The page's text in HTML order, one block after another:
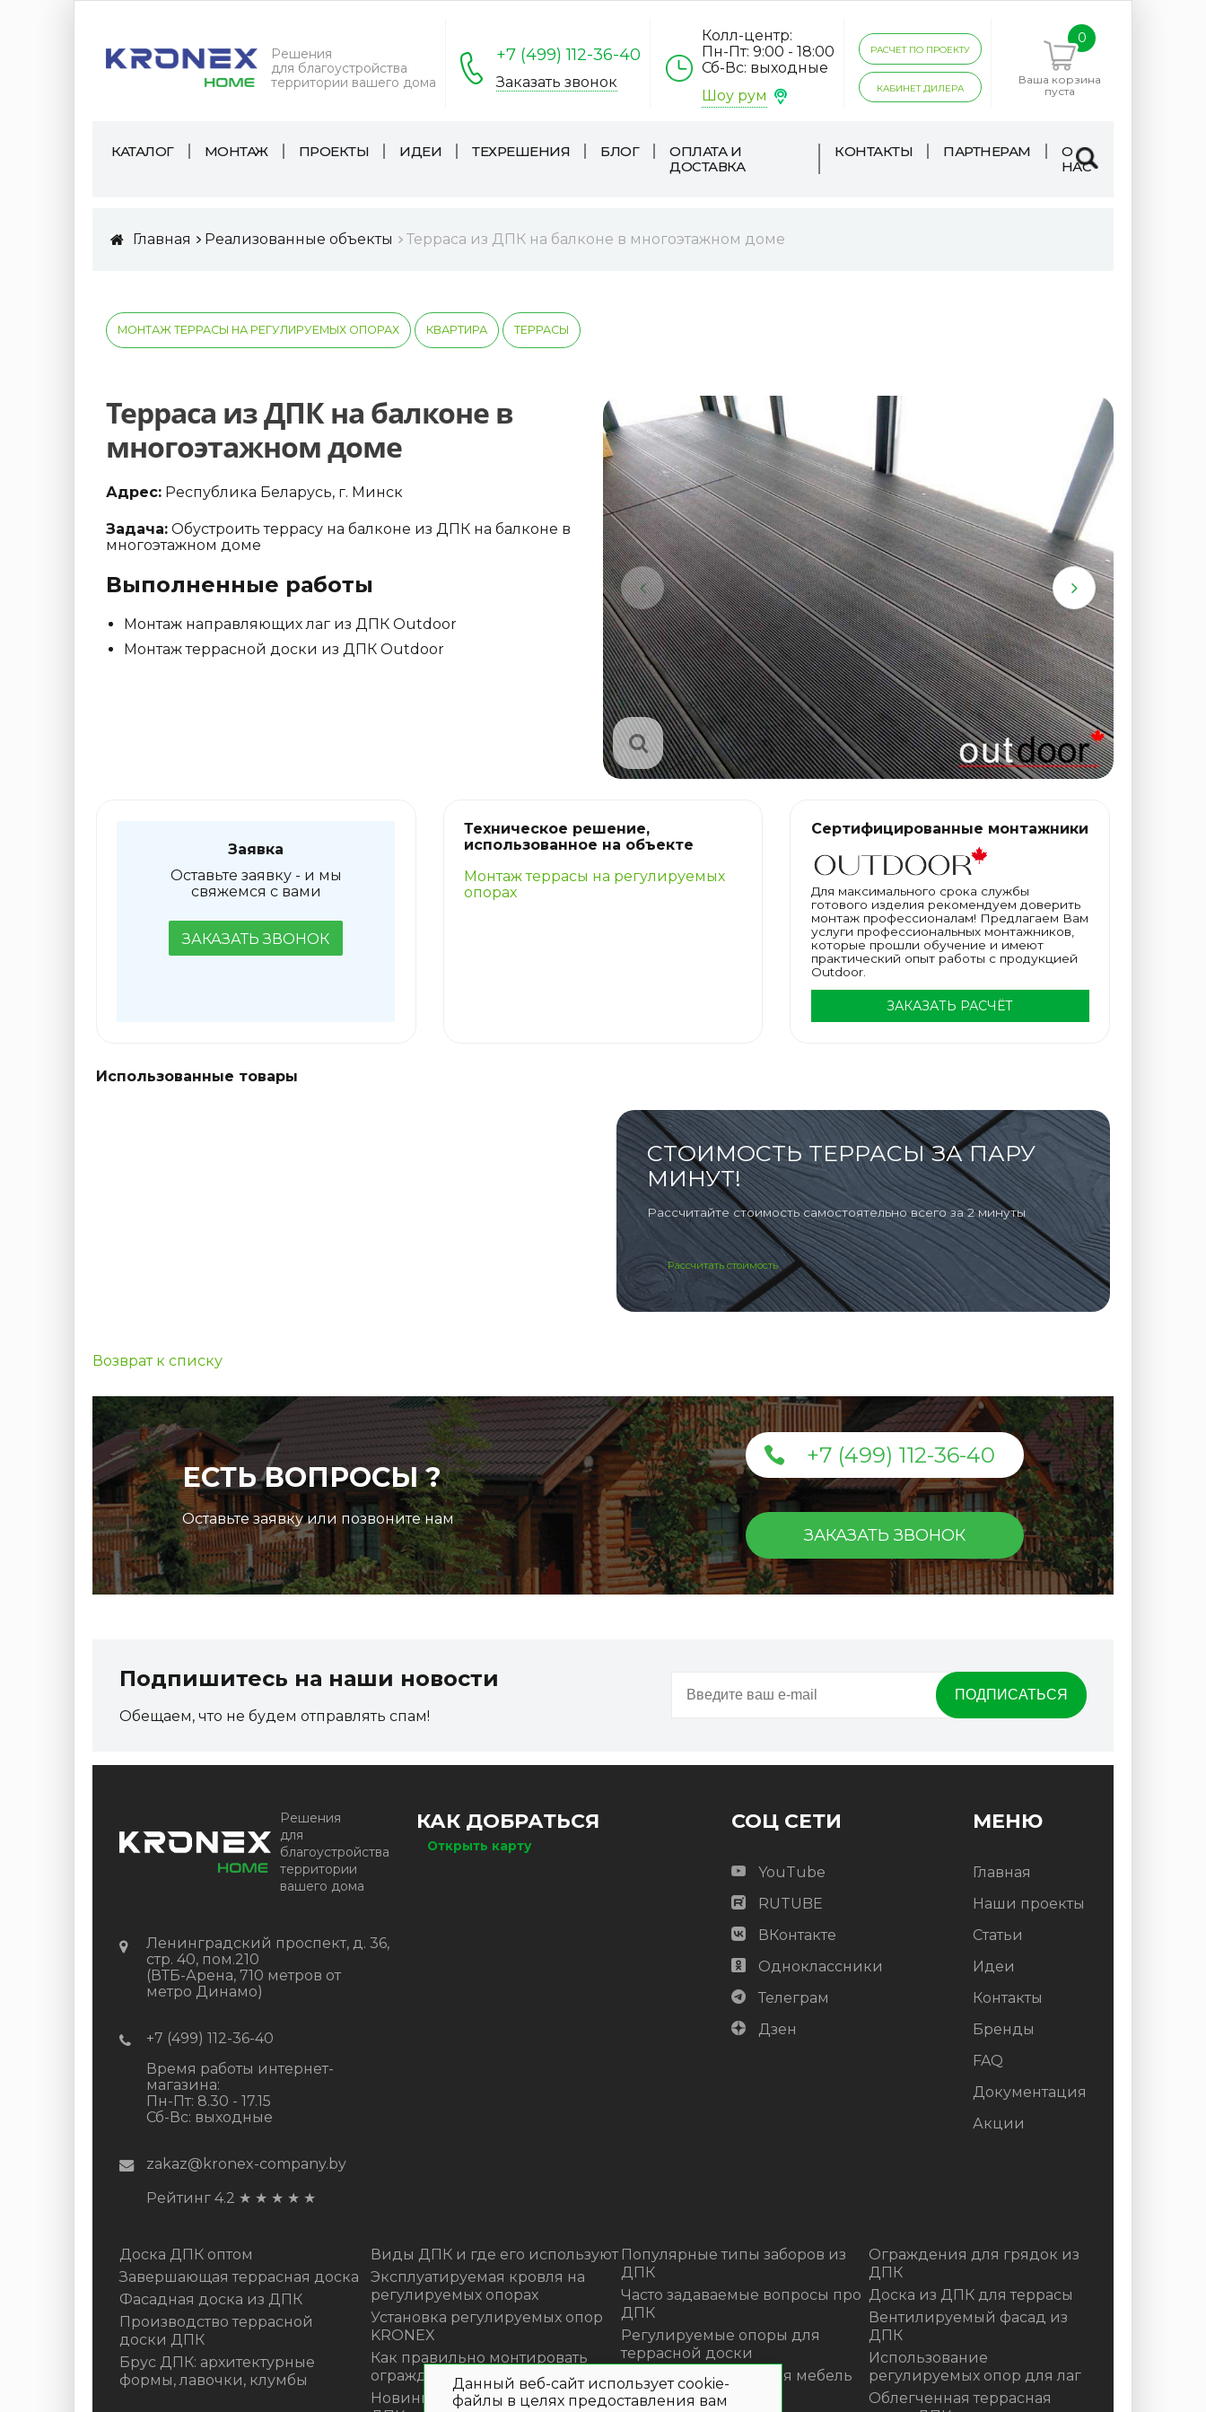
Решения
для благоустройства
территории вашего дома
+7 (499) 112-36-40
Заказать звонок
Колл-центр:
Пн-Пт: 9:00 - 18:00
Сб-Вс: выходные
Шоу рум
РАСЧЕТ ПО ПРОЕКТУ
КАБИНЕТ ДИЛЕРА
0
Ваша корзина
пуста
КАТАЛОГ МОНТАЖ ПРОЕКТЫ ИДЕИ ТЕХРЕШЕНИЯ БЛОГ
ОПЛАТА И
ДОСТАВКА
КОНТАКТЫ ПАРТНЕРАМ
О
НАС
Главная Реализованные объекты Терраса из ДПК на балконе в многоэтажном доме
МОНТАЖ ТЕРРАСЫ НА РЕГУЛИРУЕМЫХ ОПОРАХ КВАРТИРА ТЕРРАСЫ
Терраса из ДПК на балконе в
многоэтажном доме
Адрес: Республика Беларусь, г. Минск
Задача: Обустроить террасу на балконе из ДПК на балконе в
многоэтажном доме
Выполненные работы
Монтаж направляющих лаг из ДПК Outdoor
Монтаж террасной доски из ДПК Outdoor
Заявка
Оставьте заявку - и мы
свяжемся с вами
ЗАКАЗАТЬ ЗВОНОК
Техническое решение,
использованное на объекте
Монтаж террасы на регулируемых
опорах
Сертифицированные монтажники
Для максимального срока службы
готового изделия рекомендуем доверить
монтаж профессионалам! Предлагаем Вам
услуги профессиональных монтажников,
которые прошли обучение и имеют
практический опыт работы с продукцией
Outdoor.
ЗАКАЗАТЬ РАСЧЁТ
СТОИМОСТЬ ТЕРРАСЫ ЗА ПАРУ
МИНУТ!
Рассчитайте стоимость самостоятельно всего за 2 минуты
Рассчитать стоимость
Использованные товары
Возврат к списку
ЕСТЬ ВОПРОСЫ ?
Оставьте заявку или позвоните нам
+7 (499) 112-36-40
ЗАКАЗАТЬ ЗВОНОК
Подпишитесь на наши новости
Обещаем, что не будем отправлять спам!
Решения
для
благоустройства
территории
вашего дома
Ленинградский проспект, д. 36,
стр. 40, пом.210
(ВТБ-Арена, 710 метров от
метро Динамо)
+7 (499) 112-36-40
Время работы интернет-
магазина:
Пн-Пт: 8.30 - 17.15
Сб-Вс: выходные
zakaz@kronex-company.by
Рейтинг 4.2 ★ ★ ★ ★ ★
КАК ДОБРАТЬСЯ
Открыть карту
СОЦ СЕТИ
YouTube
RUTUBE
ВКонтакте
Одноклассники
Телеграм
Дзен
МЕНЮ
Главная
Наши проекты
Статьи
Идеи
Контакты
Бренды
FAQ
Документация
Акции
Доска ДПК оптом
Завершающая террасная доска
Фасадная доска из ДПК
Производство террасной
доски ДПК
Брус ДПК: архитектурные
формы, лавочки, клумбы
Виды ДПК и где его используют
Эксплуатируемая кровля на
регулируемых опорах
Установка регулируемых опор
KRONEX
Как правильно монтировать
ограждения из ДПК?
Новинка! Моющее средство для
Популярные типы заборов из
ДПК
Часто задаваемые вопросы про
ДПК
Регулируемые опоры для
террасной доски
Премиальная садовая мебель
из ротанга Outdoor
Ограждения для грядок из
ДПК
Доска из ДПК для террасы
Вентилируемый фасад из
ДПК
Использование
регулируемых опор для лаг
Облегченная террасная
Данный веб-сайт использует cookie-
файлы в целях предоставления вам